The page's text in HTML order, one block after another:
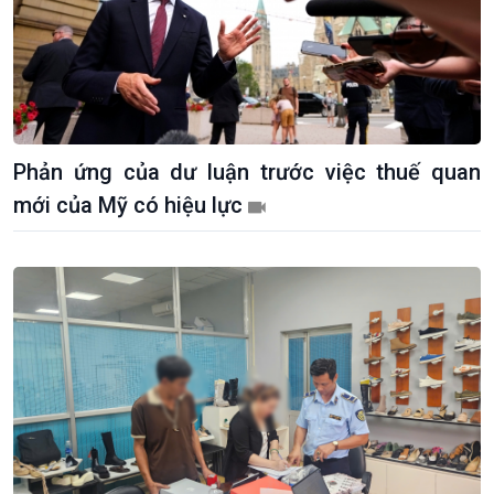
Phản ứng của dư luận trước việc thuế quan
mới của Mỹ có hiệu lực